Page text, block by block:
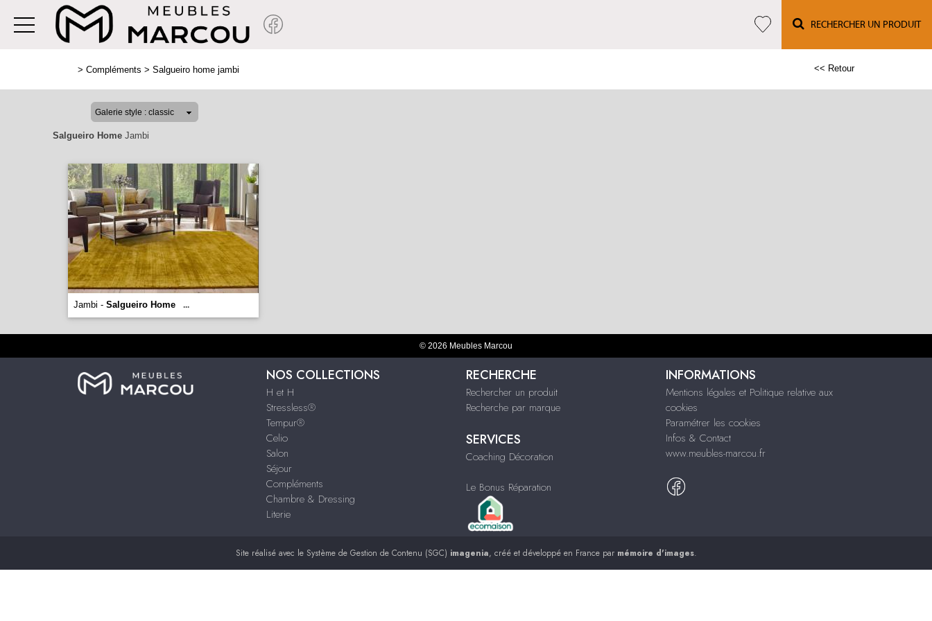
RECHERCHER UN PRODUIT
> Compléments > Salgueiro home jambi << Retour
Salgueiro Home Jambi
Jambi - Salgueiro Home ...
© 2026 Meubles Marcou
NOS COLLECTIONS
H et H
Stressless®
Tempur®
Celio
Salon
Séjour
Compléments
Chambre & Dressing
Literie
RECHERCHE
Rechercher un produit
Recherche par marque
SERVICES
Coaching Décoration
Le Bonus Réparation
INFORMATIONS
Mentions légales et Politique relative aux
cookies
Paramétrer les cookies
Infos & Contact
www.meubles-marcou.fr
Site réalisé avec le Système de Gestion de Contenu (SGC) imagenia, créé et développé en France par mémoire d'images.